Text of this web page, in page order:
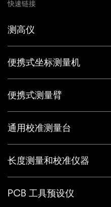
快速链接
测高仪
便携式坐标测量机
便携式测量臂
通用校准测量台
长度测量和校准仪器
PCB 工具预设仪